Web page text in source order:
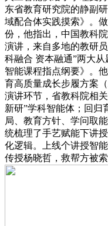
东省教育研究院的静副
域配合体实践摸索》。
份，他指出，中国教科
演讲，来自多地的教研
科融合 资本融通”两大
智能课程指点纲要》。
育高质量成长步履方案
演讲环节，省教科院相
新研”学科智能体；回归
局、教育方针、学问取
统梳理了手艺赋能下讲
化逻辑。上线个讲授智
传授杨晓哲，救帮方被